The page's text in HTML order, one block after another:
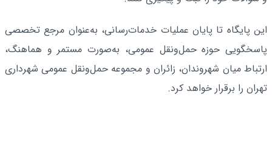
‌این پایگاه تا پایان عملیات خدمات‌رسانی، به‌عنوان مرجع تخصصی
پاسخگویی حوزه حمل‌ونقل عمومی، به‌صورت مستمر و هماهنگ،
ارتباط میان شهروندان، زائران و مجموعه حمل‌ونقل عمومی شهرداری
تهران را برقرار خواهد کرد.